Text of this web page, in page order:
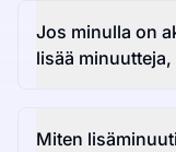
Jos minulla on
lisää
Miten